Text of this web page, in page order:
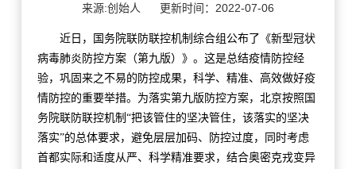
来源:创始人 更新时间：2022-07-06
近日，国务院联防联控机制综合组公布了《新型冠状
病毒肺炎防控方案（第九版）》。这是总结疫情防控经
验，巩固来之不易的防控成果，科学、精准、高效做好疫
情防控的重要举措。为落实第九版防控方案，北京按照国
务院联防联控机制“把该管住的坚决管住，该落实的坚决
落实”的总体要求，避免层层加码、防控过度，同时考虑
首都实际和适度从严、科学精准要求，结合奥密克戎变异